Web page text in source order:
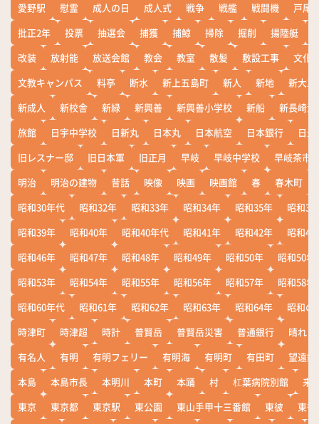
愛野駅
慰霊 成人の日 成人式 戦争 戦艦 戦闘機
戸尾
批正2年
投票 抽選会 捕獲 捕鯨 掃除 掘削 揚陸艇
改装
放射能 放送会館 教会 教室 散髪 敷設工事
文化
文教キャンパス
料亭 断水 新上五島町 新人 新地
新大工
新成人
新校舎 新緑 新興善 新興善小学校 新船
新長崎漁
旅館
日宇中学校 日新丸 日本丸 日本航空 日本銀行
日
旧レスナー邸
旧日本軍 旧正月 早岐 早岐中学校
早岐茶市
明治
明治の建物 昔話 映像 映画 映画館 春 春木町
昭和30年代
昭和32年 昭和33年 昭和34年 昭和35年
昭和36
昭和39年
昭和40年 昭和40年代 昭和41年 昭和42年
昭和43
昭和46年
昭和47年 昭和48年 昭和49年 昭和50年
昭和50年
昭和53年
昭和54年 昭和55年 昭和56年 昭和57年
昭和58年
昭和60年代
昭和61年 昭和62年 昭和63年 昭和64年
昭和の
時津町
時津超 時計 普賢岳 普賢岳災害 普通銀行
晴れ
有名人
有明 有明フェリー 有明海 有明町 有田町
望遠鏡
本島
本島市長 本明川 本町 本踊 村 杠葉病院別館
来
東京
東京都 東京駅 東公園 東山手甲十三番館 東彼
東彼